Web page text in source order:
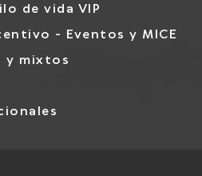
de vida VIP
- Eventos y MICE
y mixtos